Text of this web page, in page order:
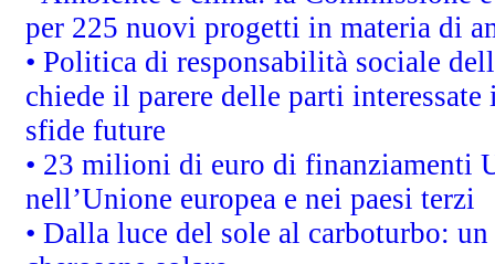
per 225 nuovi progetti in materia di
• Politica di responsabilità sociale
chiede il parere delle parti
sfide future
• 23 milioni di euro di finanziamenti
nell’Unione europea e nei paesi terzi
• Dalla luce del sole al carboturbo: